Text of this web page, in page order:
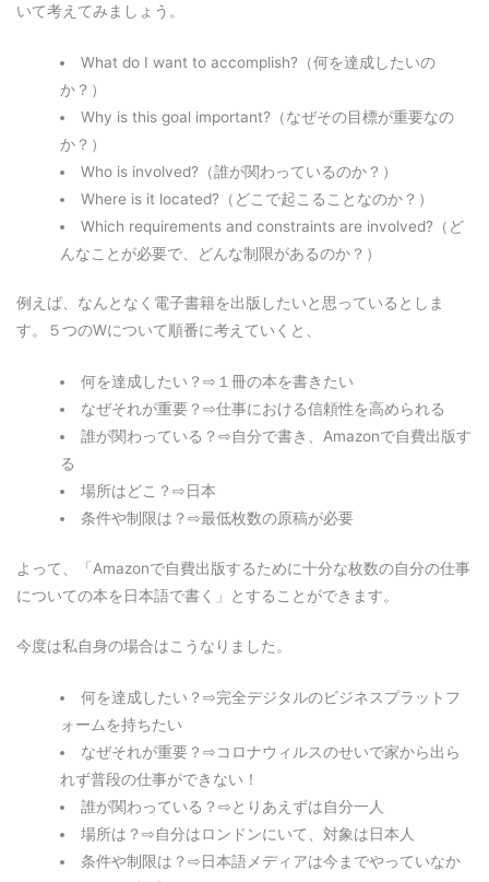
いて考えてみましょう。
What do I want to accomplish?（何を達成したいの
か？）
Why is this goal important?（なぜその目標が重要なの
か？）
Who is involved?（誰が関わっているのか？）
Where is it located?（どこで起こることなのか？）
Which requirements and constraints are involved?（ど
んなことが必要で、どんな制限があるのか？）
例えば、なんとなく電子書籍を出版したいと思っているとしま
す。５つのWについて順番に考えていくと、
何を達成したい？⇨１冊の本を書きたい
なぜそれが重要？⇨仕事における信頼性を高められる
誰が関わっている？⇨自分で書き、Amazonで自費出版す
る
場所はどこ？⇨日本
条件や制限は？⇨最低枚数の原稿が必要
よって、「Amazonで自費出版するために十分な枚数の自分の仕事
についての本を日本語で書く」とすることができます。
今度は私自身の場合はこうなりました。
何を達成したい？⇨完全デジタルのビジネスプラットフ
ォームを持ちたい
なぜそれが重要？⇨コロナウィルスのせいで家から出ら
れず普段の仕事ができない！
誰が関わっている？⇨とりあえずは自分一人
場所は？⇨自分はロンドンにいて、対象は日本人
条件や制限は？⇨日本語メディアは今までやっていなか